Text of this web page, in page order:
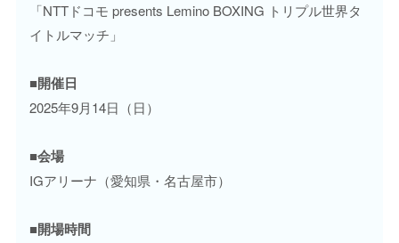
「NTTドコモ presents Lemino BOXING トリプル世界タ
イトルマッチ」
■開催日
2025年9月14日（日）
■会場
IGアリーナ（愛知県・名古屋市）
■開場時間